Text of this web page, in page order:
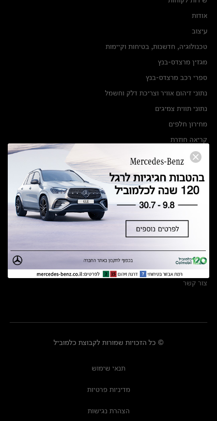
אודות
עיצוב
טכנולוגיה, חדשנות, בטיחות וקיימות
מגזין מרצדס-בנץ
ספרי רכב מרצדס-בנץ
נתוני זיהום אוויר וצריכת דלק וחשמל
נתוני תווית צמיגים
מחירון חלפים
קריאה חוזרת
הודעה על הטבות לרכבי מרצדס בהסדר פשרה בתצ 56447-02-19
תקנון ימי מכירות 120 לכלמוביל
מצאו אותנו
אולמות תצוגה
מרכזי שירות
צור קשר
© כל הזכויות שמורות לקבוצת כלמוביל
תנאי שימוש
מדיניות פרטיות
הצהרת נגישות